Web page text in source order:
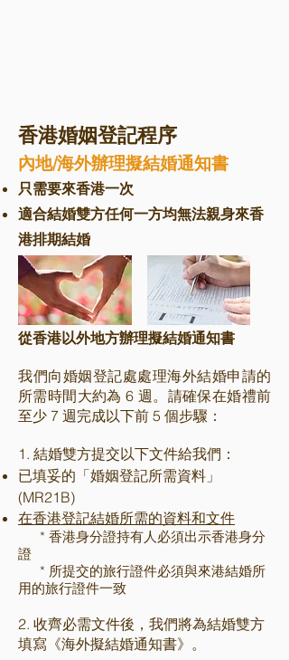
香港婚姻登記程序
內地/海外辦理擬結婚通知書
只需要來香港一次
適合結婚雙方任何一方均無法親身來香
港排期結婚
從香港以外地方辦理擬結婚通知書
我們向婚姻登記處處理海外結婚申請的
所需時間大約為 6 週。請確保在婚禮前
至少 7 週完成以下前 5 個步驟：
1. 結婚雙方提交以下文件給我們：
已填妥的「婚姻登記所需資料」
(MR21B)
在香港登記結婚所需的資料和文件
* 香港身分證持有人必須出示香港身分
證
* 所提交的旅行證件必須與來港結婚所
用的旅行證件一致
2. 收齊必需文件後，我們將為結婚雙方
填寫《海外擬結婚通知書》。